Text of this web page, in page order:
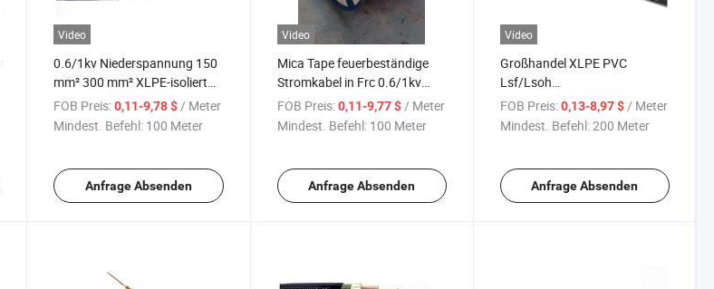
Video
0.6/1kv Niederspannung 150
mm² 300 mm² XLPE-isoliert
Lsoh-ummantelt LSZH Kupfer
Aluminium 3 Ader 4 Ader
FOB Preis: 0,11-9,78 $ / Meter
Mindest. Befehl: 100 Meter
Anfrage Absenden
Video
Mica Tape feuerbeständige
Stromkabel in Frc 0.6/1kv
3X240 Sqmm orangefarbene
Jacke
FOB Preis: 0,11-9,77 $ / Meter
Mindest. Befehl: 100 Meter
Anfrage Absenden
Video
Großhandel XLPE PVC
Lsf/Lsoh
Elastomerverbindungen
isolierte
FOB Preis: 0,13-8,97 $ / Meter
Mindest. Befehl:200 Meter
Anfrage Absenden